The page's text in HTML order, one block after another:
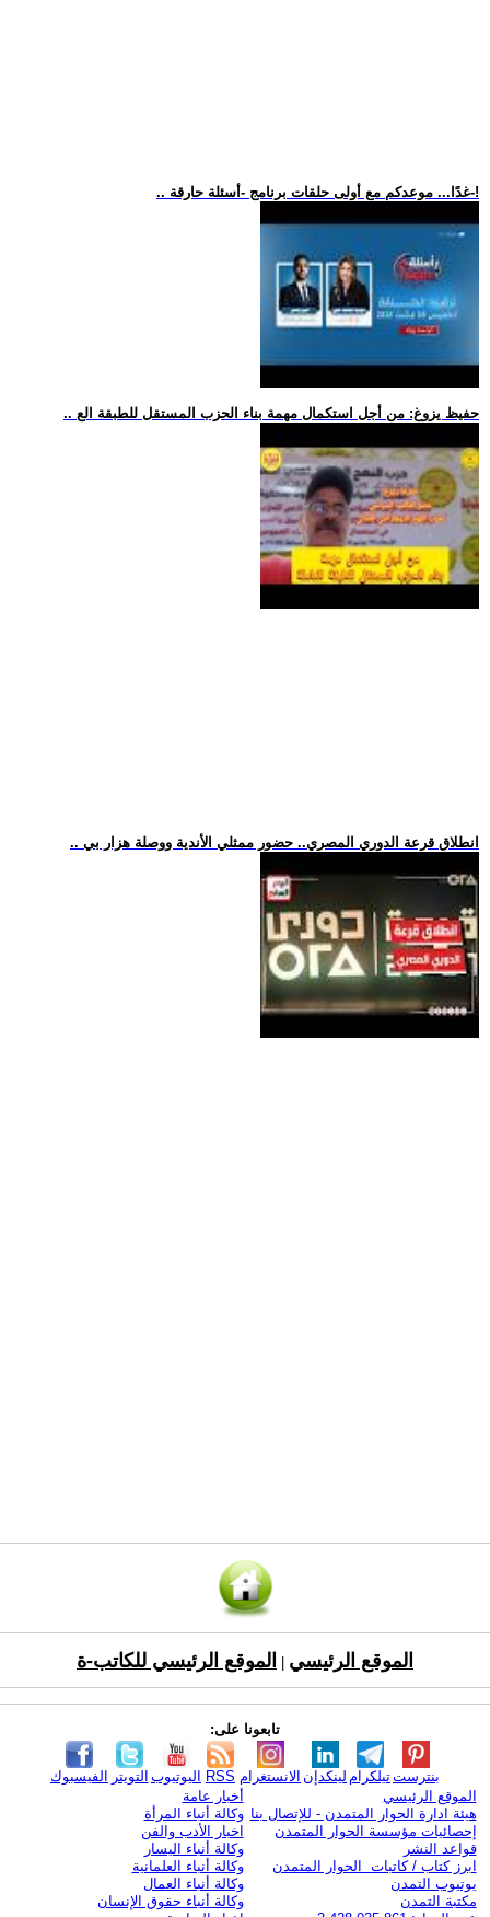
.. غدًا... موعدكم مع أولى حلقات برنامج -أسئلة حارقة-!
.. حفيظ يزوغ: من أجل استكمال مهمة بناء الحزب المستقل للطبقة الع
.. انطلاق قرعة الدوري المصري.. حضور ممثلي الأندية ووصلة هزار بي
الموقع الرئيسي الموقع الرئيسي للكاتب-ة
تابعونا على:
الفيسبوك التويتر اليوتيوب RSS الانستغرام لينكدإن تيلكرامبنترست
الموقع الرئيسي
هيئة ادارة الحوار المتمدن - للإتصال بنا
إحصائيات مؤسسة الحوار المتمدن
قواعد النشر
ابرز كتاب / كاتبات الحوار المتمدن
يوتيوب التمدن
مكتبة التمدن
أخبار عامة
وكالة أنباء المرأة
اخبار الأدب والفن
وكالة أنباء اليسار
وكالة أنباء العلمانية
وكالة أنباء العمال
وكالة أنباء حقوق الإنسان